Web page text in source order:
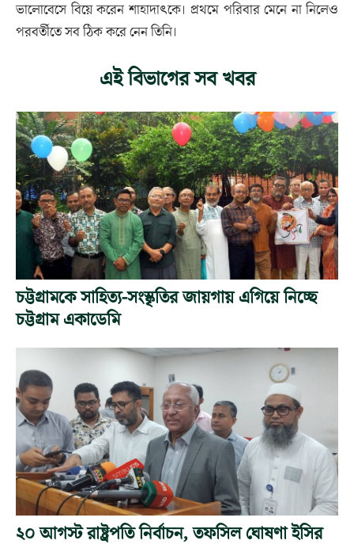
ভালোবেসে বিয়ে করেন শাহাদাৎকে। প্রথমে পরিবার মেনে না নিলেও
পরবর্তীতে সব ঠিক করে নেন তিনি।
এই বিভাগের সব খবর
চট্টগ্রামকে সাহিত্য-সংস্কৃতির জায়গায় এগিয়ে নিচ্ছে
চট্টগ্রাম একাডেমি
২০ আগস্ট রাষ্ট্রপতি নির্বাচন, তফসিল ঘোষণা ইসির